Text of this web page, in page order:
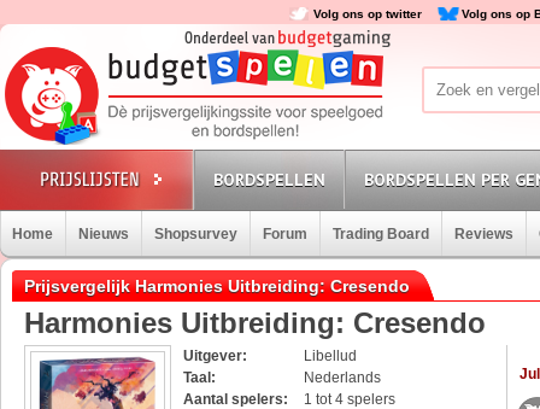
Volg ons op twitter Volg ons op
BORDSPELLEN BORDSPELLEN PER
Home Nieuws Shopsurvey Forum Trading Board Reviews
Prijsvergelijk Harmonies Uitbreiding: Cresendo
Harmonies Uitbreiding: Cresendo
Uitgever:
Libellud
Taal:
Nederlands
Aantal spelers:
1 tot 4 spelers